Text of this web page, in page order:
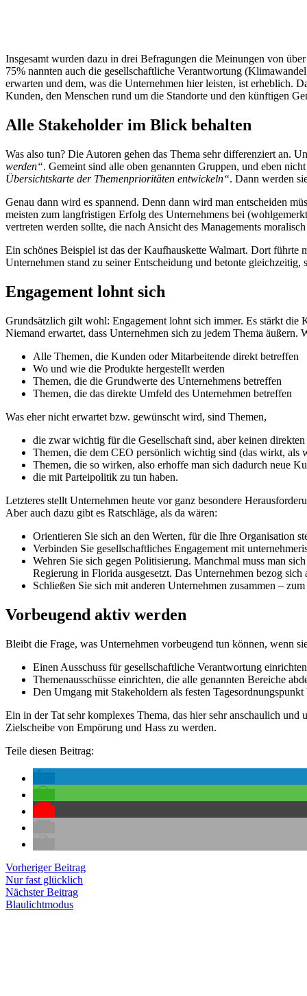
Insgesamt wurden dazu in drei Befragungen die Meinungen von
75% nannten auch die gesellschaftliche Verantwortung
erwarten und dem, was die Unternehmen hier leisten, ist erheblich.
Kunden, den Menschen rund um die Standorte und den künftigen
Alle Stakeholder im Blick behalten
Was also tun? Die Autoren gehen das Thema sehr differenziert an.
werden“. Gemeint sind alle oben genannten Gruppen, und eben
Übersichtskarte der Themenprioritäten entwickeln“. Dann werden
Genau dann wird es spannend. Denn dann wird man entscheiden
meisten zum langfristigen Erfolg des Unternehmens bei
vertreten werden sollte, die nach Ansicht des Managements
Ein schönes Beispiel ist das der Kaufhauskette Walmart. Dort führte
Unternehmen stand zu seiner Entscheidung und betonte
Engagement lohnt sich
Grundsätzlich gilt wohl: Engagement lohnt sich immer. Es stärkt die
Niemand erwartet, dass Unternehmen sich zu jedem Thema
Alle Themen, die Kunden oder Mitarbeitende direkt betreffen
Wo und wie die Produkte hergestellt werden
Themen, die die Grundwerte des Unternehmens betreffen
Themen, die das direkte Umfeld des Unternehmen betreffen
Was eher nicht erwartet bzw. gewünscht wird, sind Themen,
die zwar wichtig für die Gesellschaft sind, aber keinen
Themen, die dem CEO persönlich wichtig sind (das wirkt, als
Themen, die so wirken, also erhoffe man sich dadurch neue
die mit Parteipolitik zu tun haben.
Letzteres stellt Unternehmen heute vor ganz besondere
Aber auch dazu gibt es Ratschläge, als da wären:
Orientieren Sie sich an den Werten, für die Ihre Organisation
Verbinden Sie gesellschaftliches Engagement mit
Wehren Sie sich gegen Politisierung. Manchmal muss man
Regierung in Florida ausgesetzt. Das Unternehmen bezog
Schließen Sie sich mit anderen Unternehmen zusammen –
Vorbeugend aktiv werden
Bleibt die Frage, was Unternehmen vorbeugend tun können, wenn
Einen Ausschuss für gesellschaftliche Verantwortung
Themenausschüsse einrichten, die alle genannten Bereiche
Den Umgang mit Stakeholdern als festen
Ein in der Tat sehr komplexes Thema, das hier sehr anschaulich
Zielscheibe von Empörung und Hass zu werden.
Teile diesen Beitrag:
Beitragsnavigation
Vorheriger BeitragVorheriger
Nur fast glücklich
Nächster BeitragNächster
Blaulichtmodus